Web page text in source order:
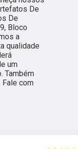
De
De
Bloco
a
qualidade
um
Também
Fale com